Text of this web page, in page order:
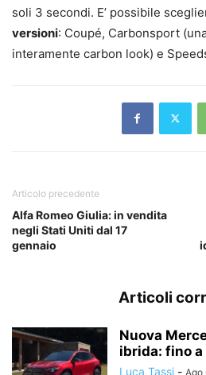
soli 3 secondi. E’ possibile
versioni: Coupé, Carbonsport
interamente carbon look) e
Articolo precedente
Alfa Romeo Giulia: in vendita
negli Stati Uniti dal 17
gennaio
Articoli
Nuova
ibrida: fino a
Luca Tassi - Ago